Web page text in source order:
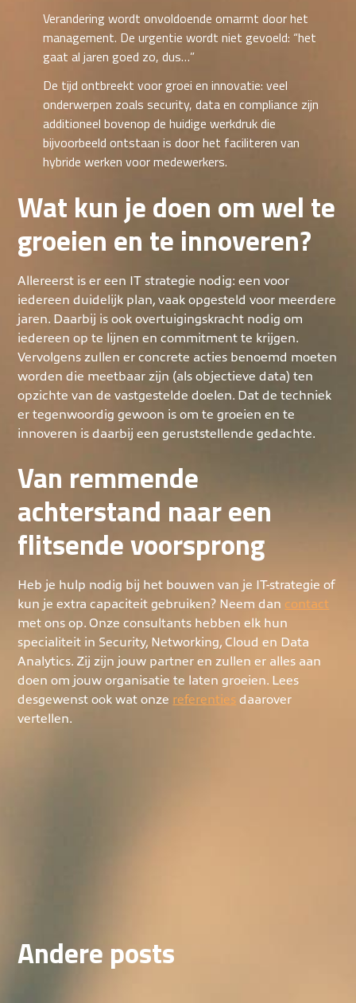
Verandering wordt onvoldoende omarmt door het
management. De urgentie wordt niet gevoeld: “het
gaat al jaren goed zo, dus…”
De tijd ontbreekt voor groei en innovatie: veel
onderwerpen zoals security, data en compliance zijn
additioneel bovenop de huidige werkdruk die
bijvoorbeeld ontstaan is door het faciliteren van
hybride werken voor medewerkers.
Wat kun je doen om wel te
groeien en te innoveren?
Allereerst is er een IT strategie nodig: een voor
iedereen duidelijk plan, vaak opgesteld voor meerdere
jaren. Daarbij is ook overtuigingskracht nodig om
iedereen op te lijnen en commitment te krijgen.
Vervolgens zullen er concrete acties benoemd moeten
worden die meetbaar zijn (als objectieve data) ten
opzichte van de vastgestelde doelen. Dat de techniek
er tegenwoordig gewoon is om te groeien en te
innoveren is daarbij een geruststellende gedachte.
Van remmende
achterstand naar een
flitsende voorsprong
Heb je hulp nodig bij het bouwen van je IT-strategie of
kun je extra capaciteit gebruiken? Neem dan contact
met ons op. Onze consultants hebben elk hun
specialiteit in Security, Networking, Cloud en Data
Analytics. Zij zijn jouw partner en zullen er alles aan
doen om jouw organisatie te laten groeien. Lees
desgewenst ook wat onze referenties daarover
vertellen.
Andere posts